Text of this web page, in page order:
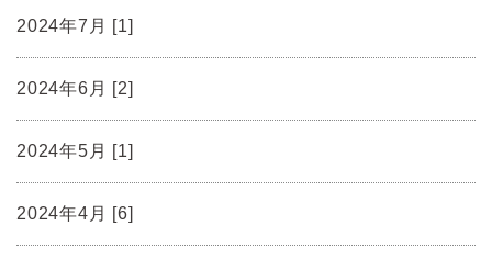
2024年7月 [1]
2024年6月 [2]
2024年5月 [1]
2024年4月 [6]